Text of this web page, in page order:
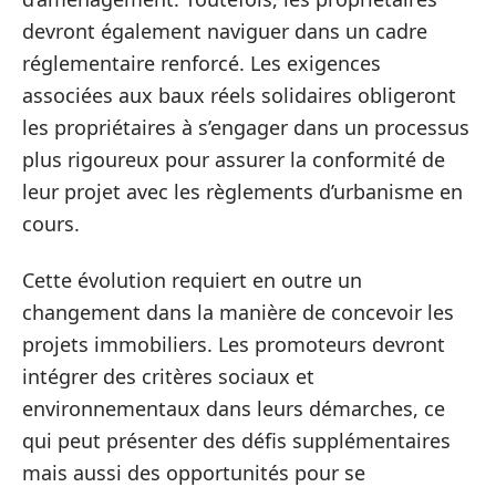
devront également naviguer dans un cadre
réglementaire renforcé. Les exigences
associées aux baux réels solidaires obligeront
les propriétaires à s’engager dans un processus
plus rigoureux pour assurer la conformité de
leur projet avec les règlements d’urbanisme en
cours.
Cette évolution requiert en outre un
changement dans la manière de concevoir les
projets immobiliers. Les promoteurs devront
intégrer des critères sociaux et
environnementaux dans leurs démarches, ce
qui peut présenter des défis supplémentaires
mais aussi des opportunités pour se